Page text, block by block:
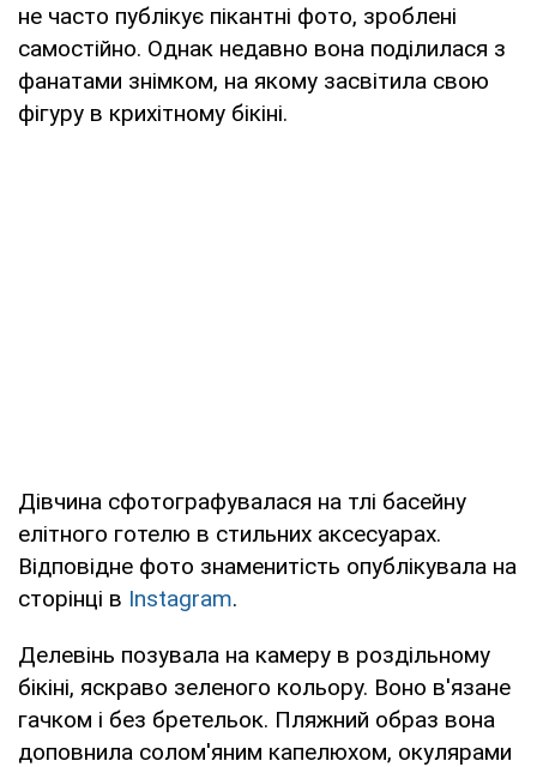
не часто публікує пікантні фото, зроблені
самостійно. Однак недавно вона поділилася з
фанатами знімком, на якому засвітила свою
фігуру в крихітному бікіні.
Дівчина сфотографувалася на тлі басейну
елітного готелю в стильних аксесуарах.
Відповідне фото знаменитість опублікувала на
сторінці в Instagram.
Делевінь позувала на камеру в роздільному
бікіні, яскраво зеленого кольору. Воно в'язане
гачком і без бретельок. Пляжний образ вона
доповнила солом'яним капелюхом, окулярами